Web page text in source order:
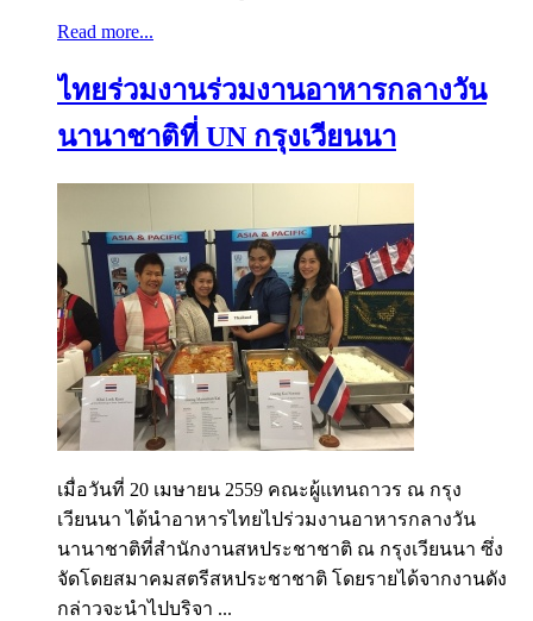
Read more...
ไทยร่วมงานร่วมงานอาหารกลางวัน
นานาชาติที่ UN กรุงเวียนนา
เมื่อวันที่ 20 เมษายน 2559 คณะผู้แทนถาวร ณ กรุง
เวียนนา ได้นำอาหารไทยไปร่วมงานอาหารกลางวัน
นานาชาติที่สำนักงานสหประชาชาติ ณ กรุงเวียนนา ซึ่ง
จัดโดยสมาคมสตรีสหประชาชาติ โดยรายได้จากงานดัง
กล่าวจะนำไปบริจา ...